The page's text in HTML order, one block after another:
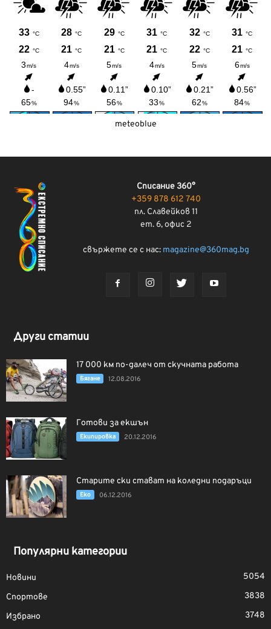
meteoblue
Списание 360°
+359 878 612 740
пл. Славейков 11
ет. 6, офис 2
свържете се с нас: magazine@360mag.bg
Други статии
17 000 км по-далеч от скучната работа
Бягане 12.08.2016
Готови за екшън
Екипировка 20.12.2016
Старите ски стават на коледни подаръци
Еко 06.12.2016
Популярни категории
Новини
5054
Спортове
3838
Избрано
3748